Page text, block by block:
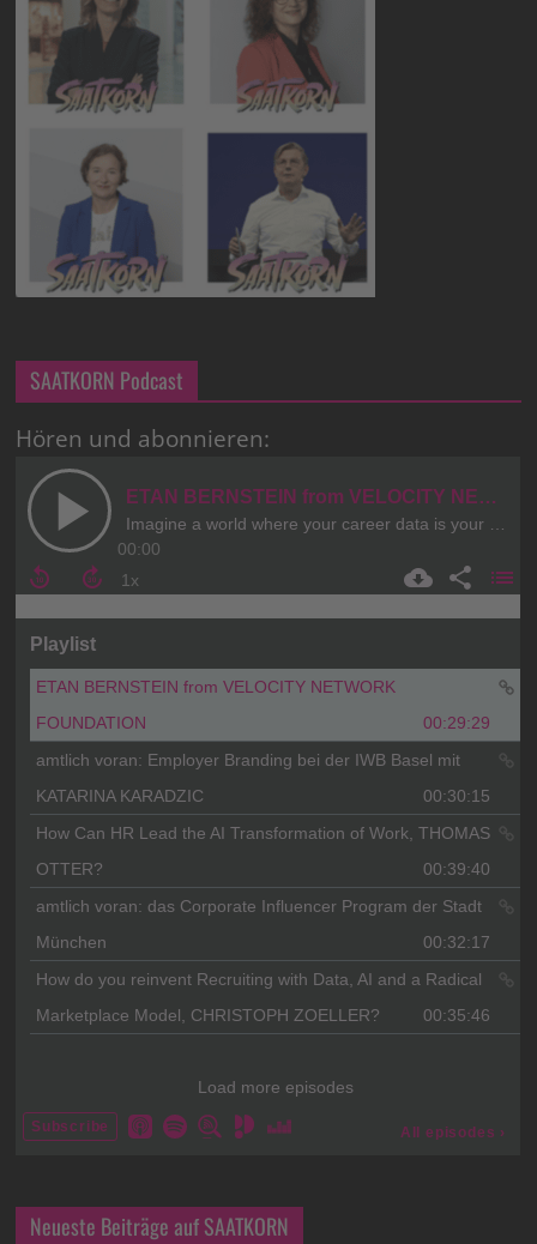
SAATKORN Podcast
Hören und abonnieren:
Neueste Beiträge auf SAATKORN